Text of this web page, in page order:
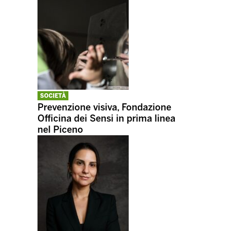
SOCIETÀ
Prevenzione visiva, Fondazione
Officina dei Sensi in prima linea
nel Piceno